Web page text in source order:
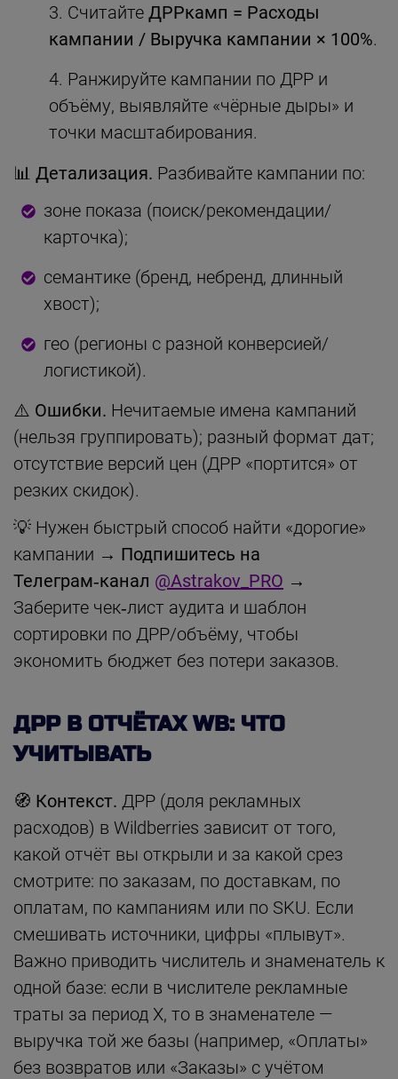
Считайте ДРРкамп = Расходы
кампании / Выручка кампании × 100%.
Ранжируйте кампании по ДРР и
объёму, выявляйте «чёрные дыры» и
точки масштабирования.
📊 Детализация. Разбивайте кампании по:
зоне показа (поиск/рекомендации/
карточка);
семантике (бренд, небренд, длинный
хвост);
гео (регионы с разной конверсией/
логистикой).
⚠️ Ошибки. Нечитаемые имена кампаний
(нельзя группировать); разный формат дат;
отсутствие версий цен (ДРР «портится» от
резких скидок).
💡 Нужен быстрый способ найти «дорогие»
кампании → Подпишитесь на
Телеграм‑канал @Astrakov_PRO →
Заберите чек‑лист аудита и шаблон
сортировки по ДРР/объёму, чтобы
экономить бюджет без потери заказов.
ДРР В ОТЧЁТАХ WB: ЧТО
УЧИТЫВАТЬ
🧭 Контекст. ДРР (доля рекламных
расходов) в Wildberries зависит от того,
какой отчёт вы открыли и за какой срез
смотрите: по заказам, по доставкам, по
оплатам, по кампаниям или по SKU. Если
смешивать источники, цифры «плывут».
Важно приводить числитель и знаменатель к
одной базе: если в числителе рекламные
траты за период X, то в знаменателе —
выручка той же базы (например, «Оплаты»
без возвратов или «Заказы» с учётом